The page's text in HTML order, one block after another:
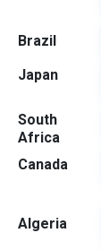
Brazil
Japan
South
Africa
Canada
Algeria